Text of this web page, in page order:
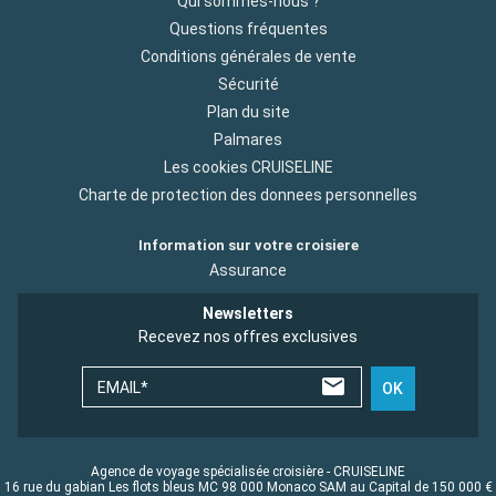
Questions fréquentes
Conditions générales de vente
Sécurité
Plan du site
Palmares
Les cookies CRUISELINE
Charte de protection des donnees personnelles
Information sur votre croisiere
Assurance
Newsletters
Recevez nos offres exclusives
EMAIL* OK
Agence de voyage spécialisée croisière - CRUISELINE
16 rue du gabian Les flots bleus MC 98 000 Monaco SAM au Capital de 150 000 €